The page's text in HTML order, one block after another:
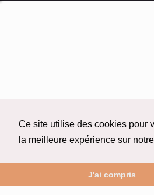
Ce site utilise des cookies pour
la meilleure expérience sur
J'ai compris